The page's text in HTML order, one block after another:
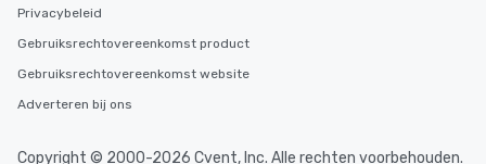
Privacybeleid
Gebruiksrechtovereenkomst product
Gebruiksrechtovereenkomst website
Adverteren bij ons
Copyright © 2000-2026 Cvent, Inc. Alle rechten voorbehouden.